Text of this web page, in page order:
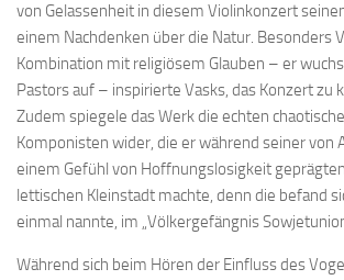
von Gelassenheit in diesem Violinkonzert
einem Nachdenken über die Natur. Besonders
Kombination mit religiösem Glauben – er
Pastors auf – inspirierte Vasks, das Konzert zu
Zudem spiegele das Werk die echten
Komponisten wider, die er während seiner von
einem Gefühl von Hoffnungslosigkeit
lettischen Kleinstadt machte, denn die befand
einmal nannte, im „Völkergefängnis
Während sich beim Hören der Einfluss des